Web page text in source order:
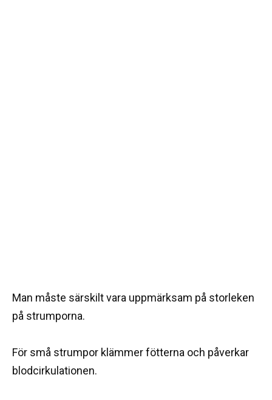
Man måste särskilt vara uppmärksam på storleken
på strumporna.
För små strumpor klämmer fötterna och påverkar
blodcirkulationen.